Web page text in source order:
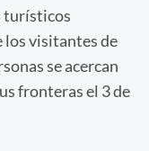
turísticos
los visitantes de
se acercan
fronteras el 3 de